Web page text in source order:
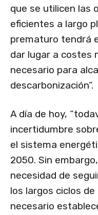
que se utilicen las
eficientes a largo
prematuro tendrá
dar lugar a costes
necesario para
descarbonización”.
A día de hoy,
incertidumbre
el sistema
2050. Sin
necesidad de
los largos ciclos
necesario